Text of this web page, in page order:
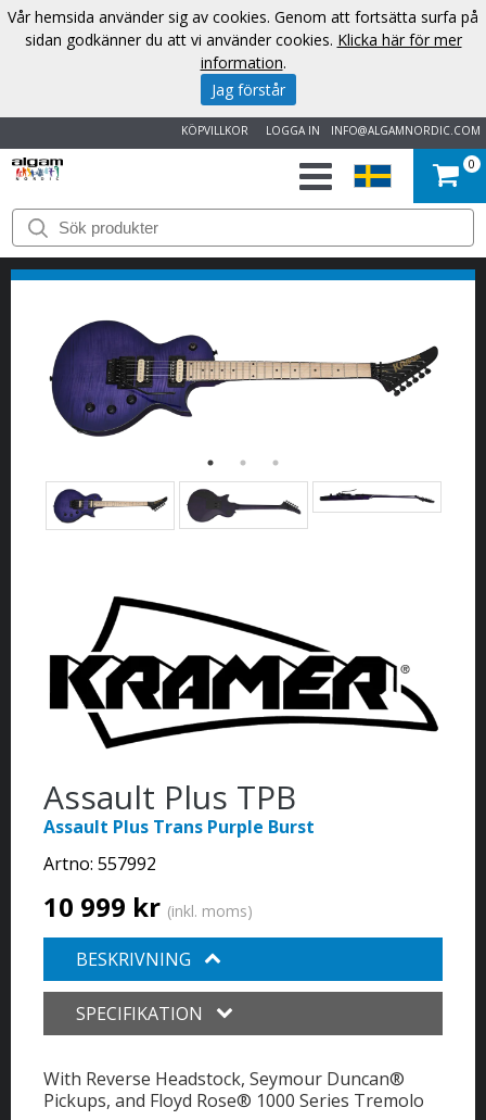
INFO@ALGAMNORDIC.COM
LOGGA IN
KÖPVILLKOR
START
VARUMÄRKEN
NYHETER
OM
OSS
KONTAKT
0
Assault Plus TPB
Assault Plus Trans Purple Burst
Artno: 557992
10 999 kr (inkl. moms)
BESKRIVNING
SPECIFIKATION
With Reverse Headstock, Seymour Duncan®
Pickups, and Floyd Rose® 1000 Series Tremolo
Vår hemsida använder sig av cookies. Genom att fortsätta surfa på
sidan godkänner du att vi använder cookies. Klicka här för mer
information.
Jag förstår